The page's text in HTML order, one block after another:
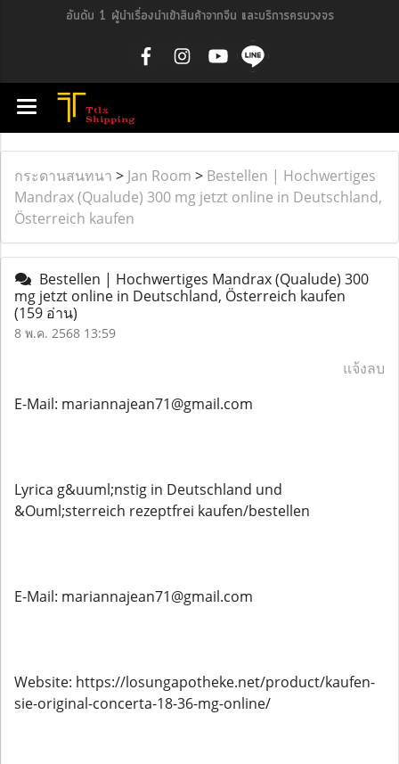
อันดับ 1 ผู้นำเรื่องนำเข้าสินค้าจากจีน และบริการครบวงจร
กระดานสนทนา > Jan Room > Bestellen | Hochwertiges
Mandrax (Qualude) 300 mg jetzt online in Deutschland,
Österreich kaufen
Bestellen | Hochwertiges Mandrax (Qualude) 300
mg jetzt online in Deutschland, Österreich kaufen
(159 อ่าน)
8 พ.ค. 2568 13:59
แจ้งลบ
E-Mail: mariannajean71@gmail.com
Lyrica g&uuml;nstig in Deutschland und
&Ouml;sterreich rezeptfrei kaufen/bestellen
E-Mail: mariannajean71@gmail.com
Website: https://losungapotheke.net/product/kaufen-
sie-original-concerta-18-36-mg-online/